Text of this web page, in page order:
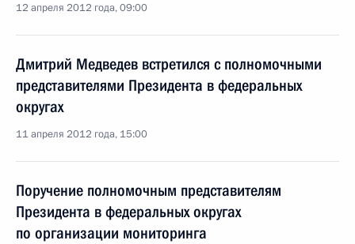
12 апреля 2012 года, 09:00
Дмитрий Медведев встретился с полномочными
представителями Президента в федеральных
округах
11 апреля 2012 года, 15:00
Поручение полномочным представителям
Президента в федеральных округах
по организации мониторинга